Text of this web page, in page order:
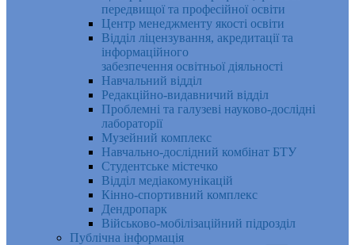
передвищої та професійної освіти
Центр менеджменту якості освіти
Відділ ліцензування, акредитації та
інформаційного
забезпечення освітньої діяльності
Навчальний відділ
Редакційно-видавничий відділ
Проблемні та галузеві науково-дослідні
лабораторії
Музейний комплекс
Навчально-дослідний комбінат БТУ
Студентське містечко
Відділ медіакомунікацій
Кінно-спортивний комплекс
Дендропарк
Військово-мобілізаційний підрозділ
Публічна інформація